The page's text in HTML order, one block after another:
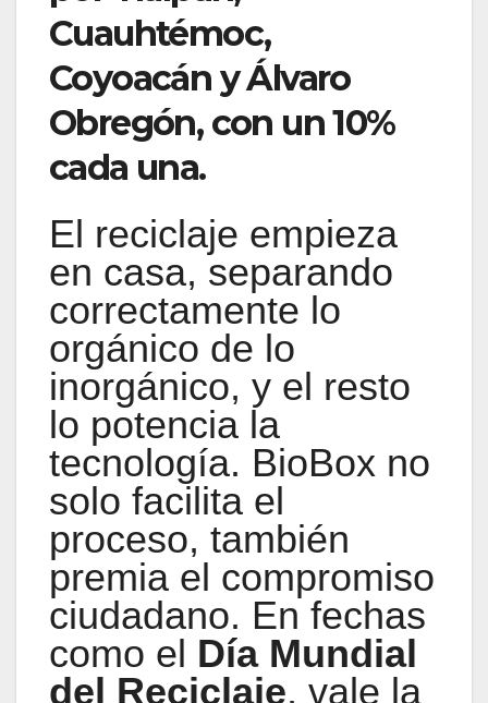
Cuauhtémoc,
Coyoacán y Álvaro
Obregón, con un 10%
cada una.
El reciclaje empieza
en casa, separando
correctamente lo
orgánico de lo
inorgánico, y el resto
lo potencia la
tecnología. BioBox no
solo facilita el
proceso, también
premia el compromiso
ciudadano. En fechas
como el Día Mundial
del Reciclaje, vale la